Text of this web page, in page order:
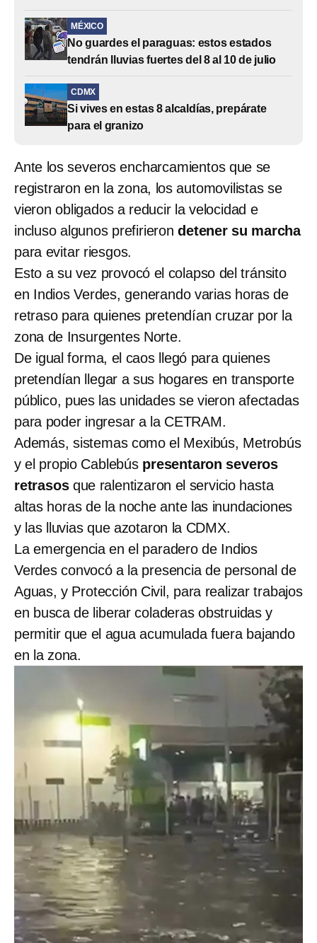
MÉXICO
No guardes el paraguas: estos estados
tendrán lluvias fuertes del 8 al 10 de julio
CDMX
Si vives en estas 8 alcaldías, prepárate
para el granizo
Ante los severos encharcamientos que se
registraron en la zona, los automovilistas se
vieron obligados a reducir la velocidad e
incluso algunos prefirierondetener su marcha
para evitar riesgos.
Esto a su vez provocó el colapso del tránsito
en Indios Verdes, generando varias horas de
retraso para quienes pretendían cruzar por la
zona de Insurgentes Norte.
De igual forma, el caos llegó para quienes
pretendían llegar a sus hogares en transporte
público, pues las unidades se vieron afectadas
para poder ingresar a la CETRAM.
Además, sistemas como el Mexibús, Metrobús
y el propio Cablebús presentaron severos
retrasosque ralentizaron el servicio hasta
altas horas de la noche ante las inundaciones
y las lluvias que azotaron la CDMX.
La emergencia en el paradero de Indios
Verdes convocó a la presencia de personal de
Aguas, y Protección Civil, para realizar trabajos
en busca de liberar coladeras obstruidas y
permitir que el agua acumulada fuera bajando
en la zona.